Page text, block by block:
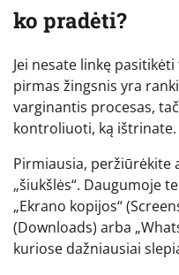
ko pradėti?
Jei nesate linkę
pirmas žingsnis yra
varginantis procesas,
kontroliuoti, ką ištrinate.
Pirmiausia, peržiūrėkite
„šiukšlės“. Daugumoje
„Ekrano kopijos“
(Downloads) arba
kuriose dažniausiai